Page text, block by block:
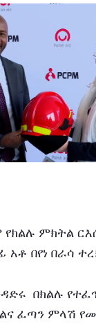
የክልሉ ምክትል
በየነ በራሳ
በክልሉ
ፈጣን ምላሽ